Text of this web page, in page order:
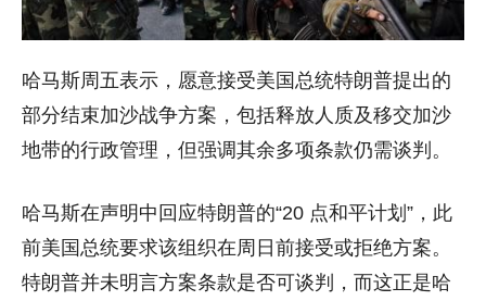
哈马斯周五表示，愿意接受美国总统特朗普提出的
部分结束加沙战争方案，包括释放人质及移交加沙
地带的行政管理，但强调其余多项条款仍需谈判。
哈马斯在声明中回应特朗普的“20 点和平计划”，此
前美国总统要求该组织在周日前接受或拒绝方案。
特朗普并未明言方案条款是否可谈判，而这正是哈